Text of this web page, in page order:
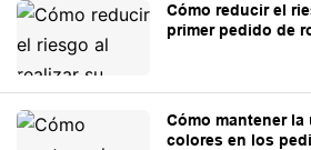
Cómo reducir el
primer pedido de
Cómo mantener
colores en los